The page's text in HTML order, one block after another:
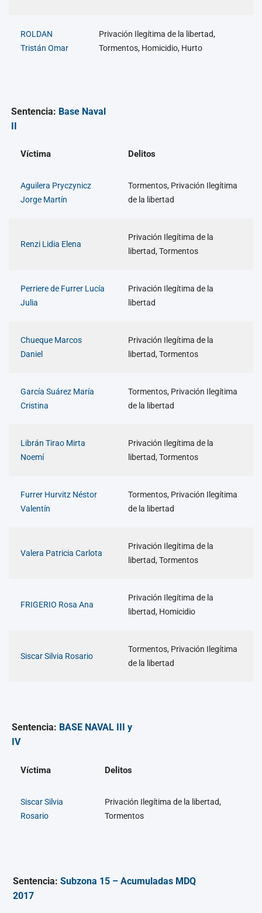
ROLDAN
Tristán Omar
Privación Ilegítima de la libertad,
Tormentos, Homicidio, Hurto
Sentencia: Base Naval
II
Víctima Delitos
Aguilera Pryczynicz
Jorge Martín
Tormentos, Privación Ilegítima
de la libertad
Renzi Lidia Elena
Privación Ilegítima de la
libertad, Tormentos
Perriere de Furrer Lucía
Julia
Privación Ilegítima de la
libertad
Chueque Marcos
Daniel
Privación Ilegítima de la
libertad, Tormentos
García Suárez María
Cristina
Tormentos, Privación Ilegítima
de la libertad
Librán Tirao Mirta
Noemí
Privación Ilegítima de la
libertad, Tormentos
Furrer Hurvitz Néstor
Valentín
Tormentos, Privación Ilegítima
de la libertad
Valera Patricia Carlota
Privación Ilegítima de la
libertad, Tormentos
FRIGERIO Rosa Ana
Privación Ilegítima de la
libertad, Homicidio
Siscar Silvia Rosario
Tormentos, Privación Ilegítima
de la libertad
Sentencia: BASE NAVAL III y
IV
Víctima Delitos
Siscar Silvia
Rosario
Privación Ilegítima de la libertad,
Tormentos
Sentencia:Subzona 15 – Acumuladas MDQ
2017